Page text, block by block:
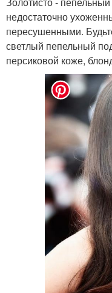
недостаточно
пересушенными.
светлый пепельный
персиковой коже,